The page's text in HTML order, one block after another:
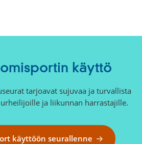
käyttö
tarjoavat sujuvaa ja turvallista
ja liikunnan harrastajille.
käyttöön seurallenne